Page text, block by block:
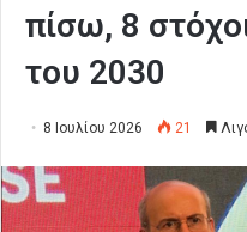
πίσω, 8
του 2030
8 Ιουλίου 2026 21